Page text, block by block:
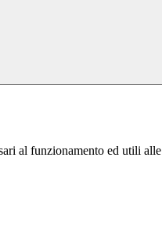
al funzionamento ed utili